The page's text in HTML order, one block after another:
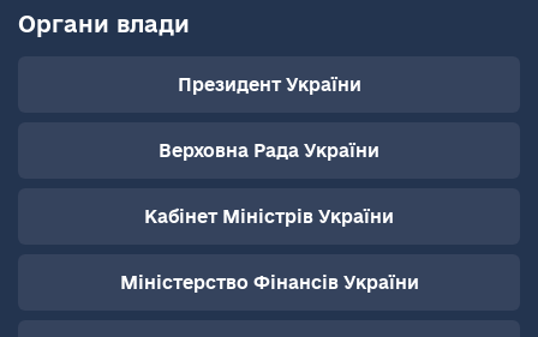
Органи влади
Президент України
Верховна Рада України
Кабінет Міністрів України
Міністерство Фінансів України